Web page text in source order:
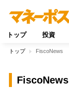
トップ 投資
トップ FiscoNews
FiscoNews